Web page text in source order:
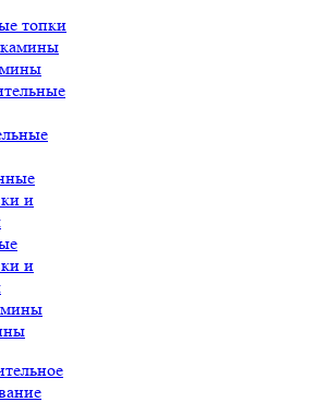
топки
и